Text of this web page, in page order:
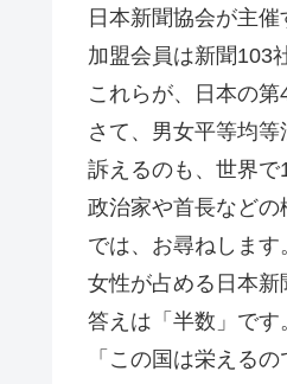
日本新聞協会が主
加盟会員は新聞103
これらが、日本の第
さて、男女平等均
訴えるのも、世界で
政治家や首長などの
では、お尋ねしま
女性が占める日本新
答えは「半数」です
「この国は栄える